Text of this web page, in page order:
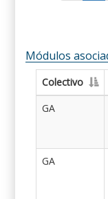
Módulos
Colectivo
GA
GA